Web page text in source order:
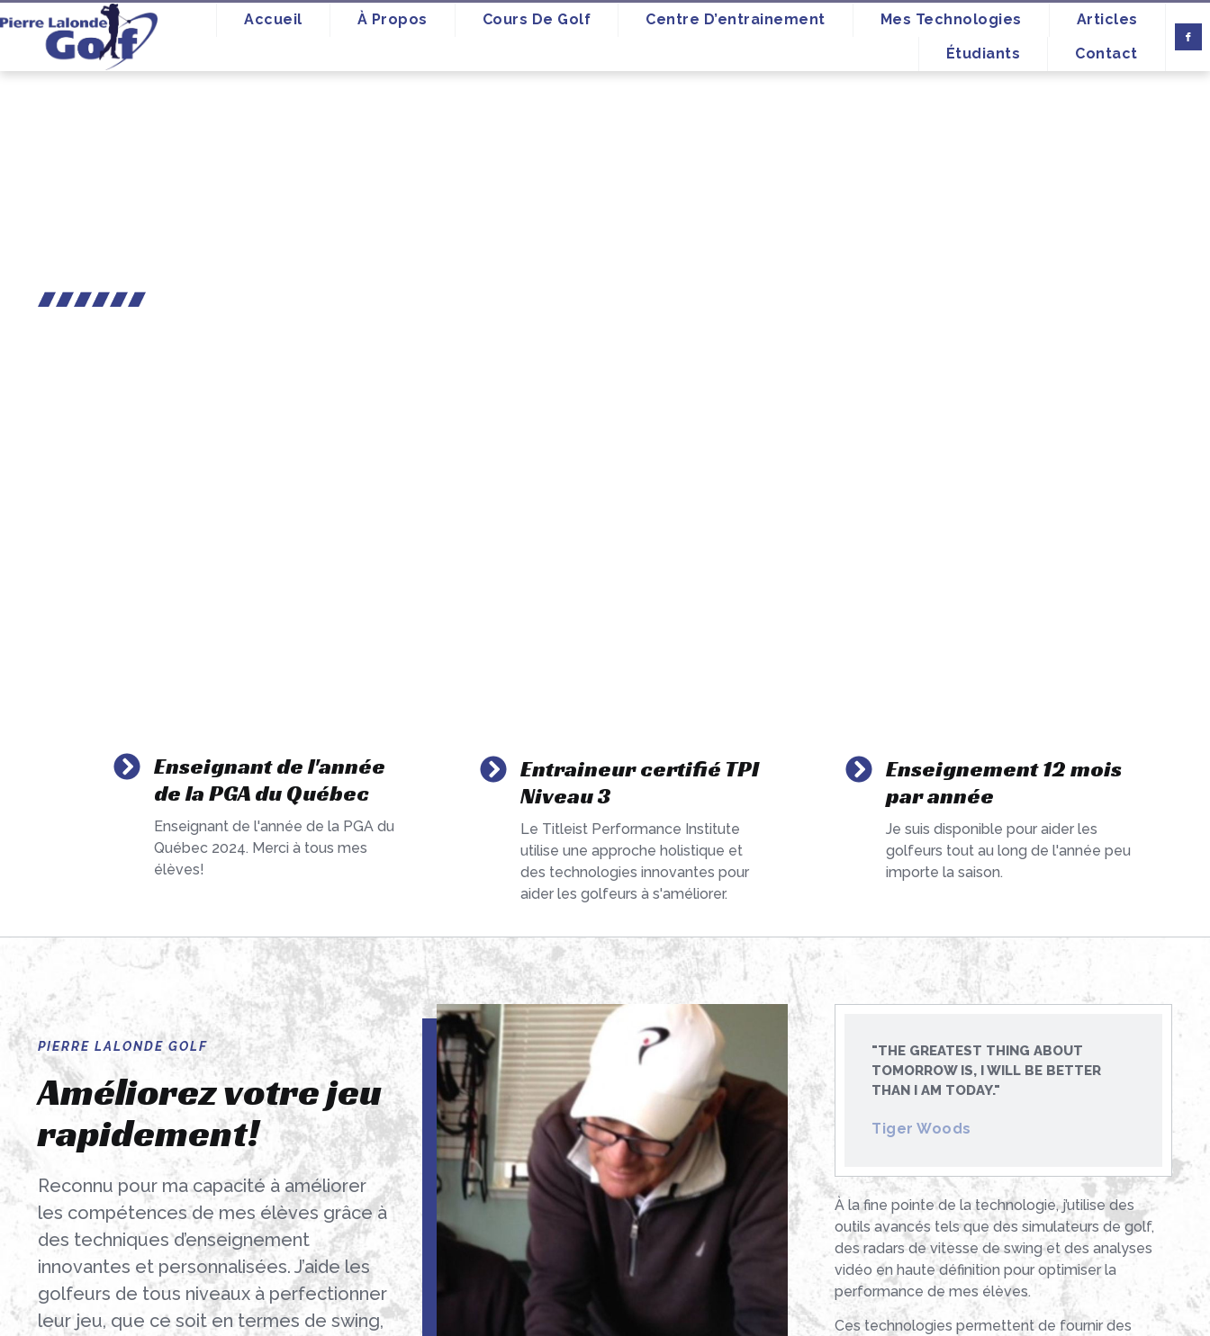
Accueil À Propos Cours De Golf Centre D’entrainement Mes Technologies
Articles
Étudiants
Contact
Enseignant de l'année
de la PGA du Québec
Enseignant de l'année de la PGA du
Québec 2024. Merci à tous mes
élèves!
Entraineur certifié TPI
Niveau 3
Le Titleist Performance Institute
utilise une approche holistique et
des technologies innovantes pour
aider les golfeurs à s'améliorer.
Enseignement 12 mois
par année
Je suis disponible pour aider les
golfeurs tout au long de l'année peu
importe la saison.
PIERRE LALONDE GOLF
Améliorez votre jeu
rapidement!
Reconnu pour ma capacité à améliorer
les compétences de mes élèves grâce à
des techniques d’enseignement
innovantes et personnalisées. J’aide les
golfeurs de tous niveaux à perfectionner
leur jeu, que ce soit en termes de swing,
"THE GREATEST THING ABOUT
TOMORROW IS, I WILL BE BETTER
THAN I AM TODAY."
Tiger Woods
À la fine pointe de la technologie, j’utilise des
outils avancés tels que des simulateurs de golf,
des radars de vitesse de swing et des analyses
vidéo en haute définition pour optimiser la
performance de mes élèves.
Ces technologies permettent de fournir des